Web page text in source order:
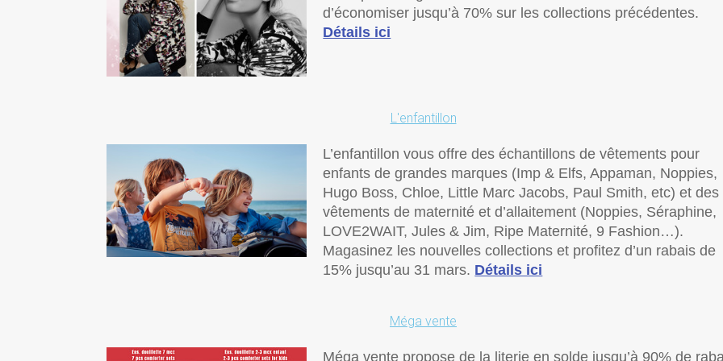
d’économiser jusqu’à 70% sur les collections précédentes.
Détails ici
L'enfantillon
L’enfantillon vous offre des échantillons de vêtements pour
enfants de grandes marques (Imp & Elfs, Appaman, Noppies,
Hugo Boss, Chloe, Little Marc Jacobs, Paul Smith, etc) et des
vêtements de maternité et d’allaitement (Noppies, Séraphine,
LOVE2WAIT, Jules & Jim, Ripe Maternité, 9 Fashion…).
Magasinez les nouvelles collections et profitez d’un rabais de
15% jusqu’au 31 mars. Détails ici
Méga vente
Méga vente propose de la literie en solde jusqu’à 90% de